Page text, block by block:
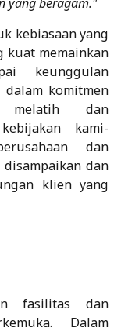
kebiasaan yang
kuat memainkan
keunggulan
komitmen
melatih dan
kami-
dan
dan
klien yang
fasilitas dan
Dalam